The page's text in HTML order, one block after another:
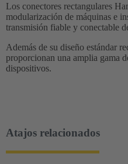
Los conectores rectangulares
modularización de máquinas e
transmisión fiable y conectable
Además de su diseño estándar
proporcionan una amplia gama
dispositivos.
Atajos relacionados